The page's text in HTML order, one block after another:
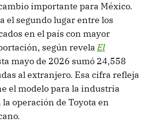
importante para México.
el segundo lugar entre los
en el país con mayor
según revelaEl
mayo de 2026 sumó 24,558
al extranjero. Esa cifra refleja
el modelo para la industria
operación de Toyota en